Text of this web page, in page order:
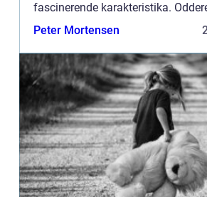
fascinerende karakteristika.
på forskellige kontinenter rundt
Peter Mortensen